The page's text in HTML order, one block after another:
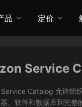
品 定价
Service
Catalog 允许组
、软件和数据库到完